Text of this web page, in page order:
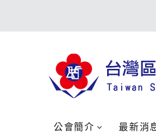
公會簡介 最新消